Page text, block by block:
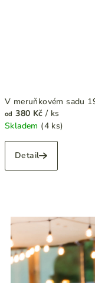
V meruňkovém sadu
od 380 Kč/ ks
Skladem (4 ks)
Detail